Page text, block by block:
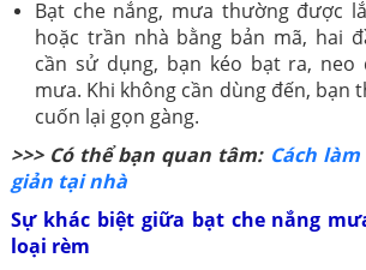
Bạt che nắng, mưa thường được
hoặc trần nhà bằng bản mã, hai
cần sử dụng, bạn kéo bạt ra, neo
mưa. Khi không cần dùng đến, bạn
cuốn lại gọn gàng.
>>> Có thể bạn quan tâm: Cách
giản tại nhà
Sự khác biệt giữa bạt che nắng
loại rèm